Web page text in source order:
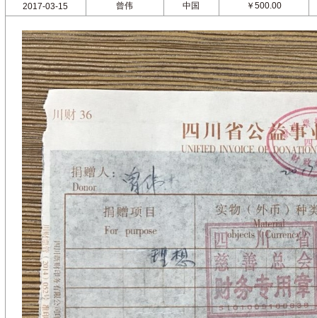
2017-03-15 曾伟 中国 ￥500.00